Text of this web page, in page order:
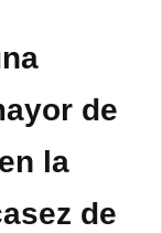
de
la
de